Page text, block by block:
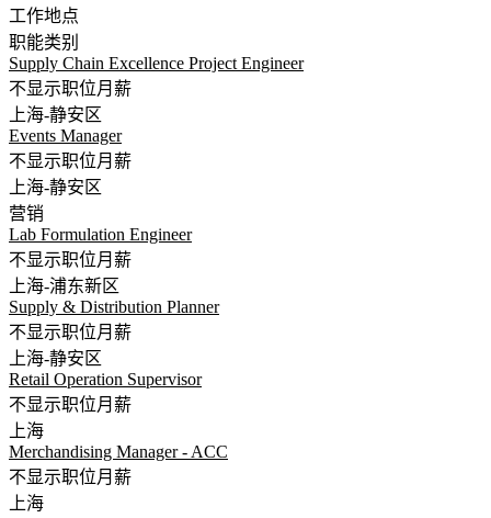
工作地点
职能类别
Supply Chain Excellence Project Engineer
不显示职位月薪
上海-静安区
Events Manager
不显示职位月薪
上海-静安区
营销
Lab Formulation Engineer
不显示职位月薪
上海-浦东新区
Supply & Distribution Planner
不显示职位月薪
上海-静安区
Retail Operation Supervisor
不显示职位月薪
上海
Merchandising Manager - ACC
不显示职位月薪
上海